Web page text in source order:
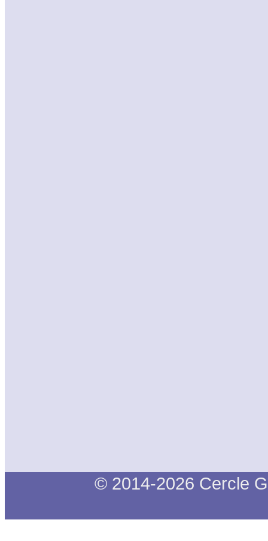
© 2014-2026 Cercle